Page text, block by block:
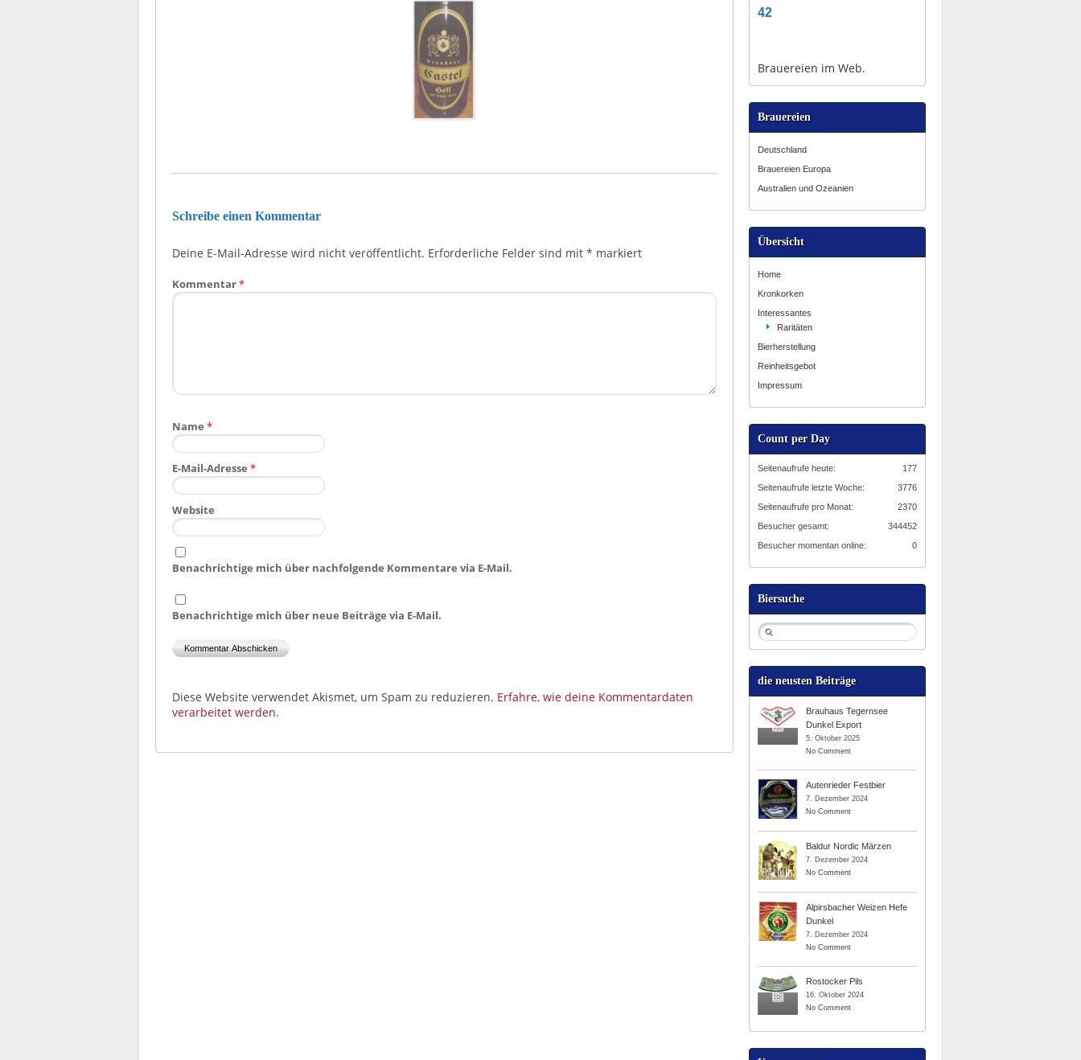
Schreibe einen Kommentar
Deine E-Mail-Adresse wird nicht veröffentlicht. Erforderliche Felder sind mit * markiert
Kommentar*
Name *
E-Mail-Adresse *
Website
Benachrichtige mich über nachfolgende Kommentare via E-Mail.
Benachrichtige mich über neue Beiträge via E-Mail.
Diese Website verwendet Akismet, um Spam zu reduzieren. Erfahre, wie deine Kommentardaten
verarbeitet werden.
42
Brauereien im Web.
Brauereien
Deutschland
Brauereien Europa
Australien und Ozeanien
Übersicht
Home
Kronkorken
Interessantes
Raritäten
Bierherstellung
Reinheitsgebot
Impressum
Count per Day
177
Seitenaufrufe heute:
3776
Seitenaufrufe letzte Woche:
2370
Seitenaufrufe pro Monat:
344452
Besucher gesamt:
0
Besucher momentan online:
Biersuche
die neusten Beiträge
Brauhaus Tegernsee
Dunkel Export
5. Oktober 2025
No Comment
Autenrieder Festbier
7. Dezember 2024
No Comment
Baldur Nordic Märzen
7. Dezember 2024
No Comment
Alpirsbacher Weizen Hefe
Dunkel
7. Dezember 2024
No Comment
Rostocker Pils
16. Oktober 2024
No Comment